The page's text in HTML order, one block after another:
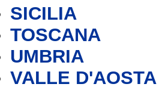
SICILIA
TOSCANA
UMBRIA
VALLE D'AOSTA